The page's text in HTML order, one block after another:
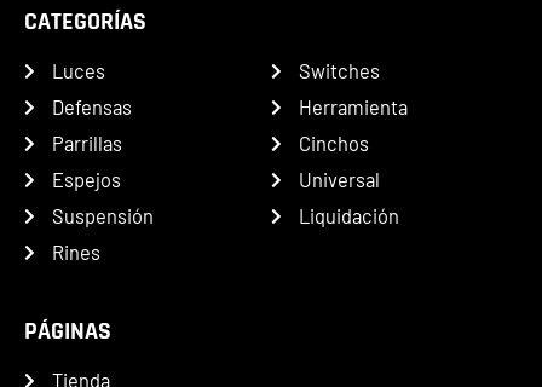
CATEGORÍAS
Luces
Defensas
Parrillas
Espejos
Suspensión
Rines
Switches
Herramienta
Cinchos
Universal
Liquidación
PÁGINAS
Tienda